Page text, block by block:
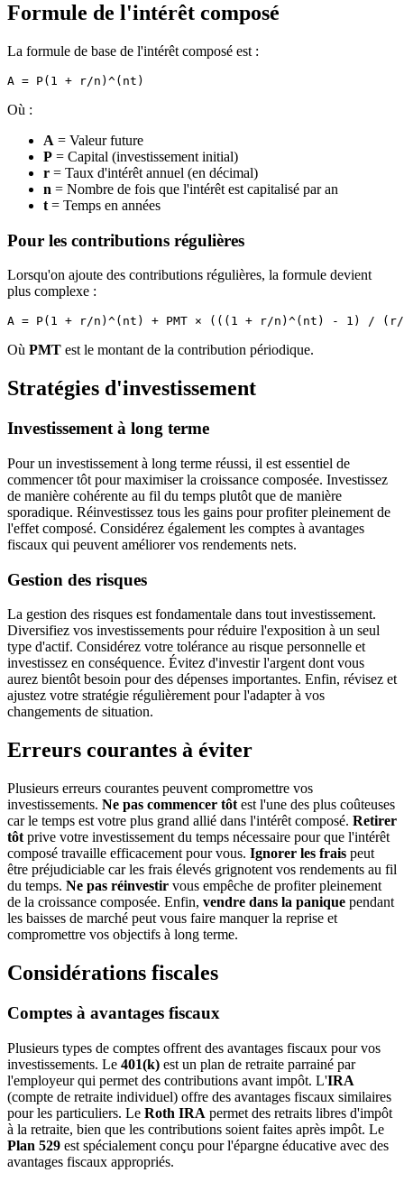
Formule de l'intérêt composé
La formule de base de l'intérêt composé est :
Où :
A = Valeur future
P = Capital (investissement initial)
r = Taux d'intérêt annuel (en décimal)
n = Nombre de fois que l'intérêt est capitalisé par an
t = Temps en années
Pour les contributions régulières
Lorsqu'on ajoute des contributions régulières, la formule devient
plus complexe :
Où PMT est le montant de la contribution périodique.
Stratégies d'investissement
Investissement à long terme
Pour un investissement à long terme réussi, il est essentiel de
commencer tôt pour maximiser la croissance composée. Investissez
de manière cohérente au fil du temps plutôt que de manière
sporadique. Réinvestissez tous les gains pour profiter pleinement de
l'effet composé. Considérez également les comptes à avantages
fiscaux qui peuvent améliorer vos rendements nets.
Gestion des risques
La gestion des risques est fondamentale dans tout investissement.
Diversifiez vos investissements pour réduire l'exposition à un seul
type d'actif. Considérez votre tolérance au risque personnelle et
investissez en conséquence. Évitez d'investir l'argent dont vous
aurez bientôt besoin pour des dépenses importantes. Enfin, révisez et
ajustez votre stratégie régulièrement pour l'adapter à vos
changements de situation.
Erreurs courantes à éviter
Plusieurs erreurs courantes peuvent compromettre vos
investissements. Ne pas commencer tôt est l'une des plus coûteuses
car le temps est votre plus grand allié dans l'intérêt composé. Retirer
tôt prive votre investissement du temps nécessaire pour que l'intérêt
composé travaille efficacement pour vous. Ignorer les frais peut
être préjudiciable car les frais élevés grignotent vos rendements au fil
du temps. Ne pas réinvestir vous empêche de profiter pleinement
de la croissance composée. Enfin, vendre dans la panique pendant
les baisses de marché peut vous faire manquer la reprise et
compromettre vos objectifs à long terme.
Considérations fiscales
Comptes à avantages fiscaux
Plusieurs types de comptes offrent des avantages fiscaux pour vos
investissements. Le 401(k) est un plan de retraite parrainé par
l'employeur qui permet des contributions avant impôt. L'IRA
(compte de retraite individuel) offre des avantages fiscaux similaires
pour les particuliers. Le Roth IRA permet des retraits libres d'impôt
à la retraite, bien que les contributions soient faites après impôt. Le
Plan 529 est spécialement conçu pour l'épargne éducative avec des
avantages fiscaux appropriés.